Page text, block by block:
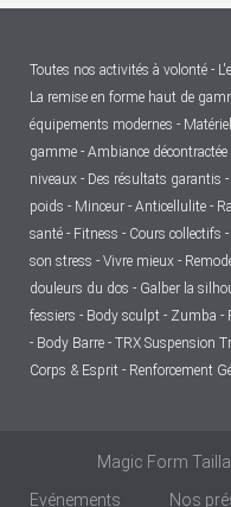
Toutes nos activités à volonté -
La remise en forme haut de
équipements modernes -
gamme - Ambiance
niveaux - Des résultats garantis
poids - Minceur - Anticellulite -
santé - Fitness - Cours collectifs
son stress - Vivre mieux -
douleurs du dos - Galber la
fessiers - Body sculpt - Zumba -
- Body Barre - TRX Suspension
Corps & Esprit - Renforcement
Magic Form
Evénements
Nos